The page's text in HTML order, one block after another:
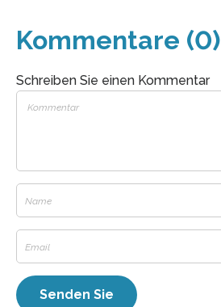
Kommentare (0)
Schreiben Sie einen Kommentar